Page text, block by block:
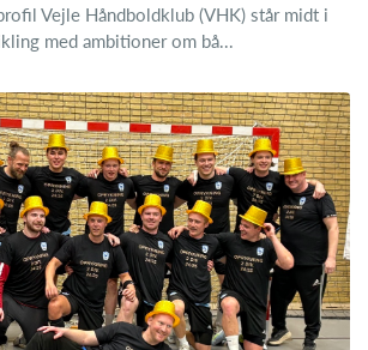
Vejle Håndboldklub (VHK) står midt i
med ambitioner om bå...